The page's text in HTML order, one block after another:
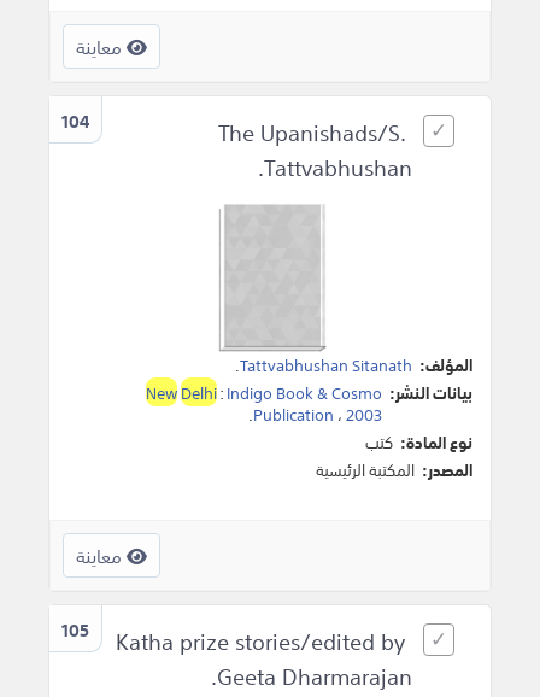
معاينة
104
The Upanishads/S.
Tattvabhushan.
المؤلف: Tattvabhushan Sitanath
.
بيانات النشر:
NewDelhi:Indigo Book & Cosmo
Publication ،2003
.
نوع المادة: كتب
المصدر: المكتبة الرئيسية
معاينة
105
Katha prize stories/edited by
Geeta Dharmarajan.